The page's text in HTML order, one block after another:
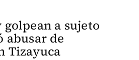
a sujeto
abusar de
Tizayuca